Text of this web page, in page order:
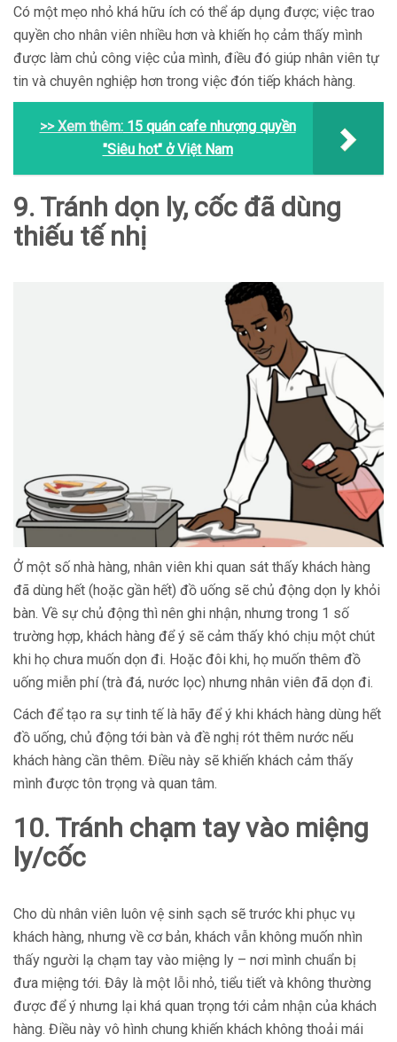
Có một mẹo nhỏ khá hữu ích có thể áp dụng được; việc trao
quyền cho nhân viên nhiều hơn và khiến họ cảm thấy mình
được làm chủ công việc của mình, điều đó giúp nhân viên tự
tin và chuyên nghiệp hơn trong việc đón tiếp khách hàng.
>> Xem thêm:15 quán cafe nhượng quyền
"Siêu hot" ở Việt Nam
9. Tránh dọn ly, cốc đã dùng
thiếu tế nhị
Ở một số nhà hàng, nhân viên khi quan sát thấy khách hàng
đã dùng hết (hoặc gần hết) đồ uống sẽ chủ động dọn ly khỏi
bàn. Về sự chủ động thì nên ghi nhận, nhưng trong 1 số
trường hợp, khách hàng để ý sẽ cảm thấy khó chịu một chút
khi họ chưa muốn dọn đi. Hoặc đôi khi, họ muốn thêm đồ
uống miễn phí (trà đá, nước lọc) nhưng nhân viên đã dọn đi.
Cách để tạo ra sự tinh tế là hãy để ý khi khách hàng dùng hết
đồ uống, chủ động tới bàn và đề nghị rót thêm nước nếu
khách hàng cần thêm. Điều này sẽ khiến khách cảm thấy
mình được tôn trọng và quan tâm.
10. Tránh chạm tay vào miệng
ly/cốc
Cho dù nhân viên luôn vệ sinh sạch sẽ trước khi phục vụ
khách hàng, nhưng về cơ bản, khách vẫn không muốn nhìn
thấy người lạ chạm tay vào miệng ly – nơi mình chuẩn bị
đưa miệng tới. Đây là một lỗi nhỏ, tiểu tiết và không thường
được để ý nhưng lại khá quan trọng tới cảm nhận của khách
hàng. Điều này vô hình chung khiến khách không thoải mái